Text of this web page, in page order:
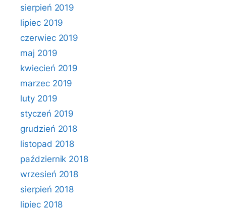
sierpień 2019
lipiec 2019
czerwiec 2019
maj 2019
kwiecień 2019
marzec 2019
luty 2019
styczeń 2019
grudzień 2018
listopad 2018
październik 2018
wrzesień 2018
sierpień 2018
lipiec 2018